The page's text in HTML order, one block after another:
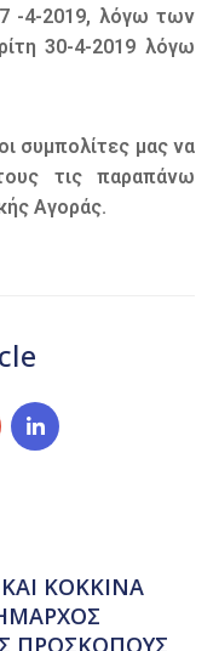
-4-2019, λόγω των
30-4-2019 λόγω
συμπολίτες μας να
τις παραπάνω
Αγοράς.
ΚΟΚΚΙΝΑ
ΠΡΟΣΚΟΠΟΥΣ